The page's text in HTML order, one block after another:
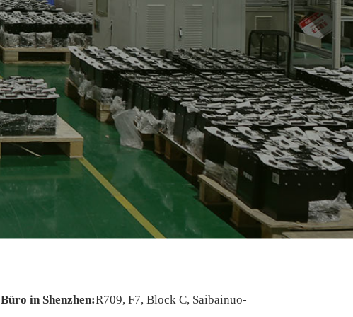
Büro in Shenzhen:R709, F7, Block C, Saibainuo-